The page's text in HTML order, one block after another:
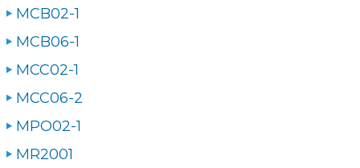
MCB02-1
MCB06-1
MCC02-1
MCC06-2
MPO02-1
MR2001